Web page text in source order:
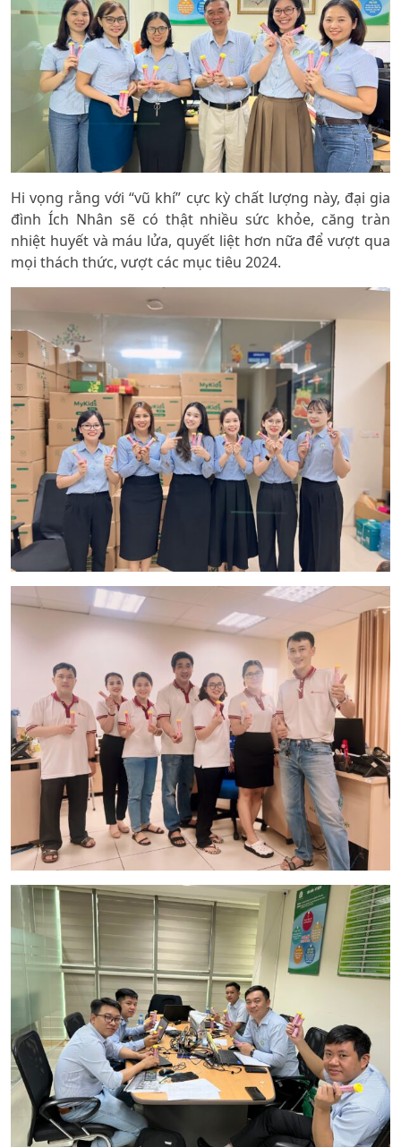
Hi vọng rằng với “vũ khí” cực kỳ chất lượng này, đại gia
đình Ích Nhân sẽ có thật nhiều sức khỏe, căng tràn
nhiệt huyết và máu lửa, quyết liệt hơn nữa để vượt qua
mọi thách thức, vượt các mục tiêu 2024.